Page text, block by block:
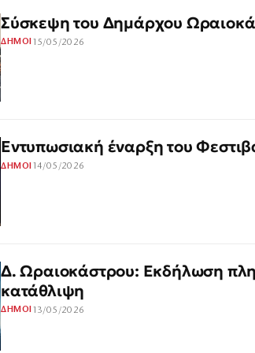
Σύσκεψη του Δημάρχου
ΔΗΜΟΙ 15/05/2026
Εντυπωσιακή έναρξη του
ΔΗΜΟΙ 14/05/2026
Δ. Ωραιοκάστρου: Εκδήλωση
κατάθλιψη
ΔΗΜΟΙ13/05/2026